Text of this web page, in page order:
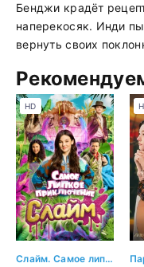
Бенджи крадёт
наперекосяк. Инди
вернуть своих
Слайм. Самое липкое приключение
HD